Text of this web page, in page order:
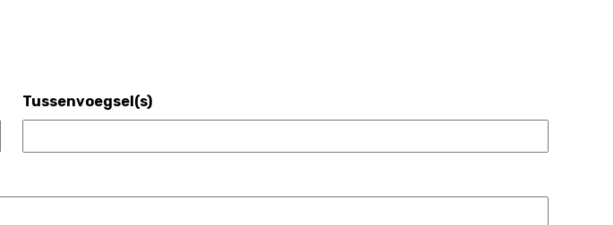
Tussenvoegsel(s)